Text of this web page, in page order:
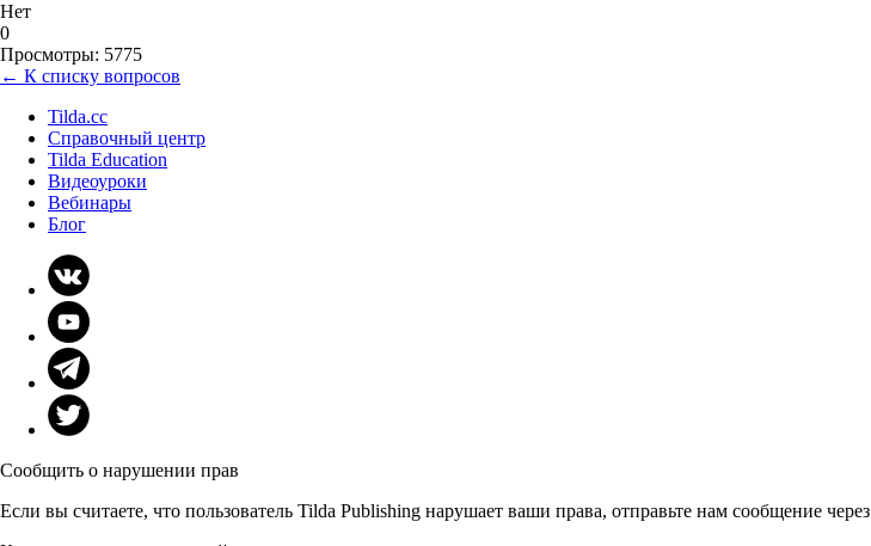
Нет
0
Просмотры: 5775
← К списку вопросов
Tilda.cc
Справочный центр
Tilda Education
Видеоуроки
Вебинары
Блог
Сообщить о нарушении прав
Если вы считаете, что пользователь Tilda Publishing нарушает ваши права, отправьте нам сообщение через